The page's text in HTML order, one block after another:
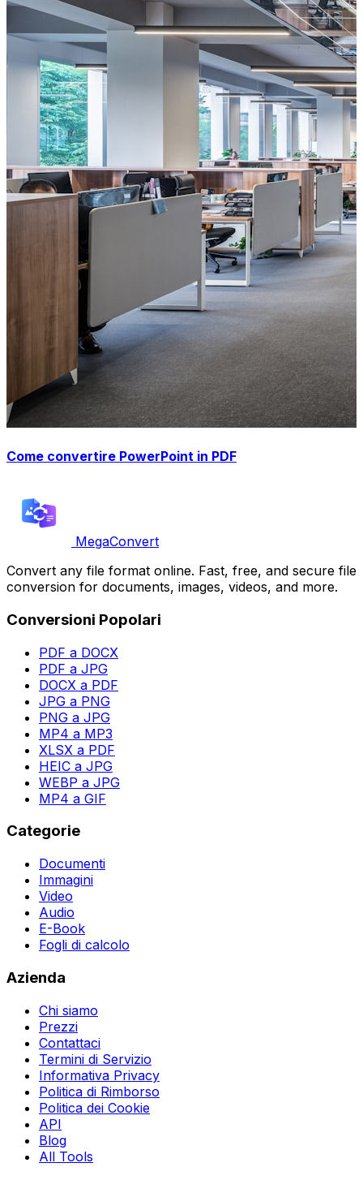
Come convertire PowerPoint in PDF
MegaConvert
Convert any file format online. Fast, free, and secure file
conversion for documents, images, videos, and more.
Conversioni Popolari
PDF a DOCX
PDF a JPG
DOCX a PDF
JPG a PNG
PNG a JPG
MP4 a MP3
XLSX a PDF
HEIC a JPG
WEBP a JPG
MP4 a GIF
Categorie
Documenti
Immagini
Video
Audio
E-Book
Fogli di calcolo
Azienda
Chi siamo
Prezzi
Contattaci
Termini di Servizio
Informativa Privacy
Politica di Rimborso
Politica dei Cookie
API
Blog
All Tools